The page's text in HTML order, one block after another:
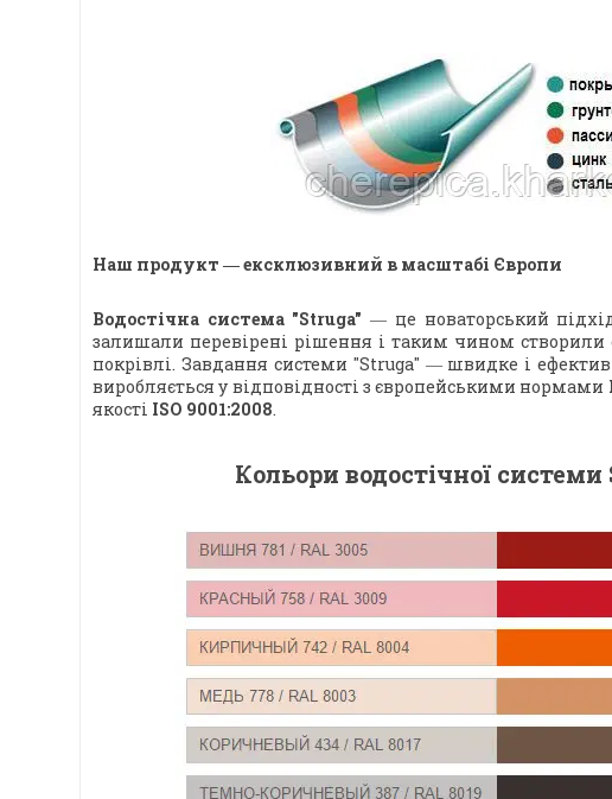
Наш продукт ― ексклюзивний в масштабі Європи
Водостічна система "Struga" ― це новаторський
залишали перевірені рішення і таким чином створили
покрівлі. Завдання системи "Struga" ― швидке і
виробляється у відповідності з європейськими нормами
якості ISO 9001:2008.
Кольори водостічної системи